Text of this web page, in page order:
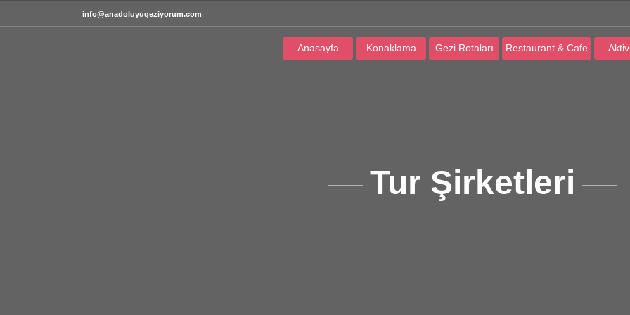
info@anadoluyugeziyorum.com
Anasayfa Konaklama Gezi Rotaları Restaurant & Cafe
Tur Şirketleri